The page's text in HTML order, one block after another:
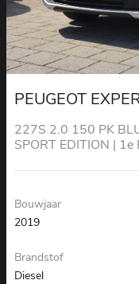
PEUGEOT
227S 2.0 150 PK
SPORT EDITION | 1e
Bouwjaar
2019
Brandstof
Diesel